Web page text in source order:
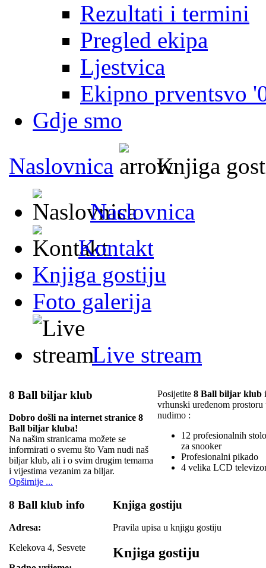
Rezultati i termini
Pregled ekipa
Ljestvica
Ekipno prventsvo
Gdje smo
Naslovnica
Knjiga
Naslovnica
Kontakt
Knjiga gostiju
Foto galerija
Live stream
8 Ball biljar klub
Dobro došli na internet stranice 8
Ball biljar kluba!
Na našim stranicama možete se
informirati o svemu što Vam nudi naš
biljar klub, ali i o svim drugim temama
i vijestima vezanim za biljar.
Opširnije ...
Posijetite 8 Ball biljar klub
vrhunski uređenom
nudimo :
12 profesionalnih
za snooker
Profesionalni pikado
4 velika LCD
8 Ball klub info
Adresa:
Kelekova 4, Sesvete
Knjiga gostiju
Pravila upisa u knjigu gostiju
Knjiga gostiju